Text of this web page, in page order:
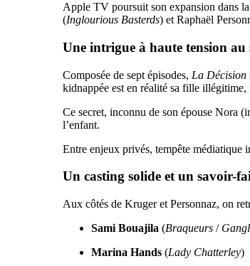
Apple TV poursuit son expansion dans
(Inglourious Basterds) et Raphaël
Une intrigue à haute tension
Composée de sept épisodes, La Décision
kidnappée est en réalité sa fille illégitime,
Ce secret, inconnu de son épouse Nora
l’enfant.
Entre enjeux privés, tempête médiatique
Un casting solide et un savoir-
Aux côtés de Kruger et Personnaz, on
Sami Bouajila (Braqueurs /
Marina Hands (Lady Chatterley)